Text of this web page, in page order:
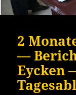
2
—
Eycken